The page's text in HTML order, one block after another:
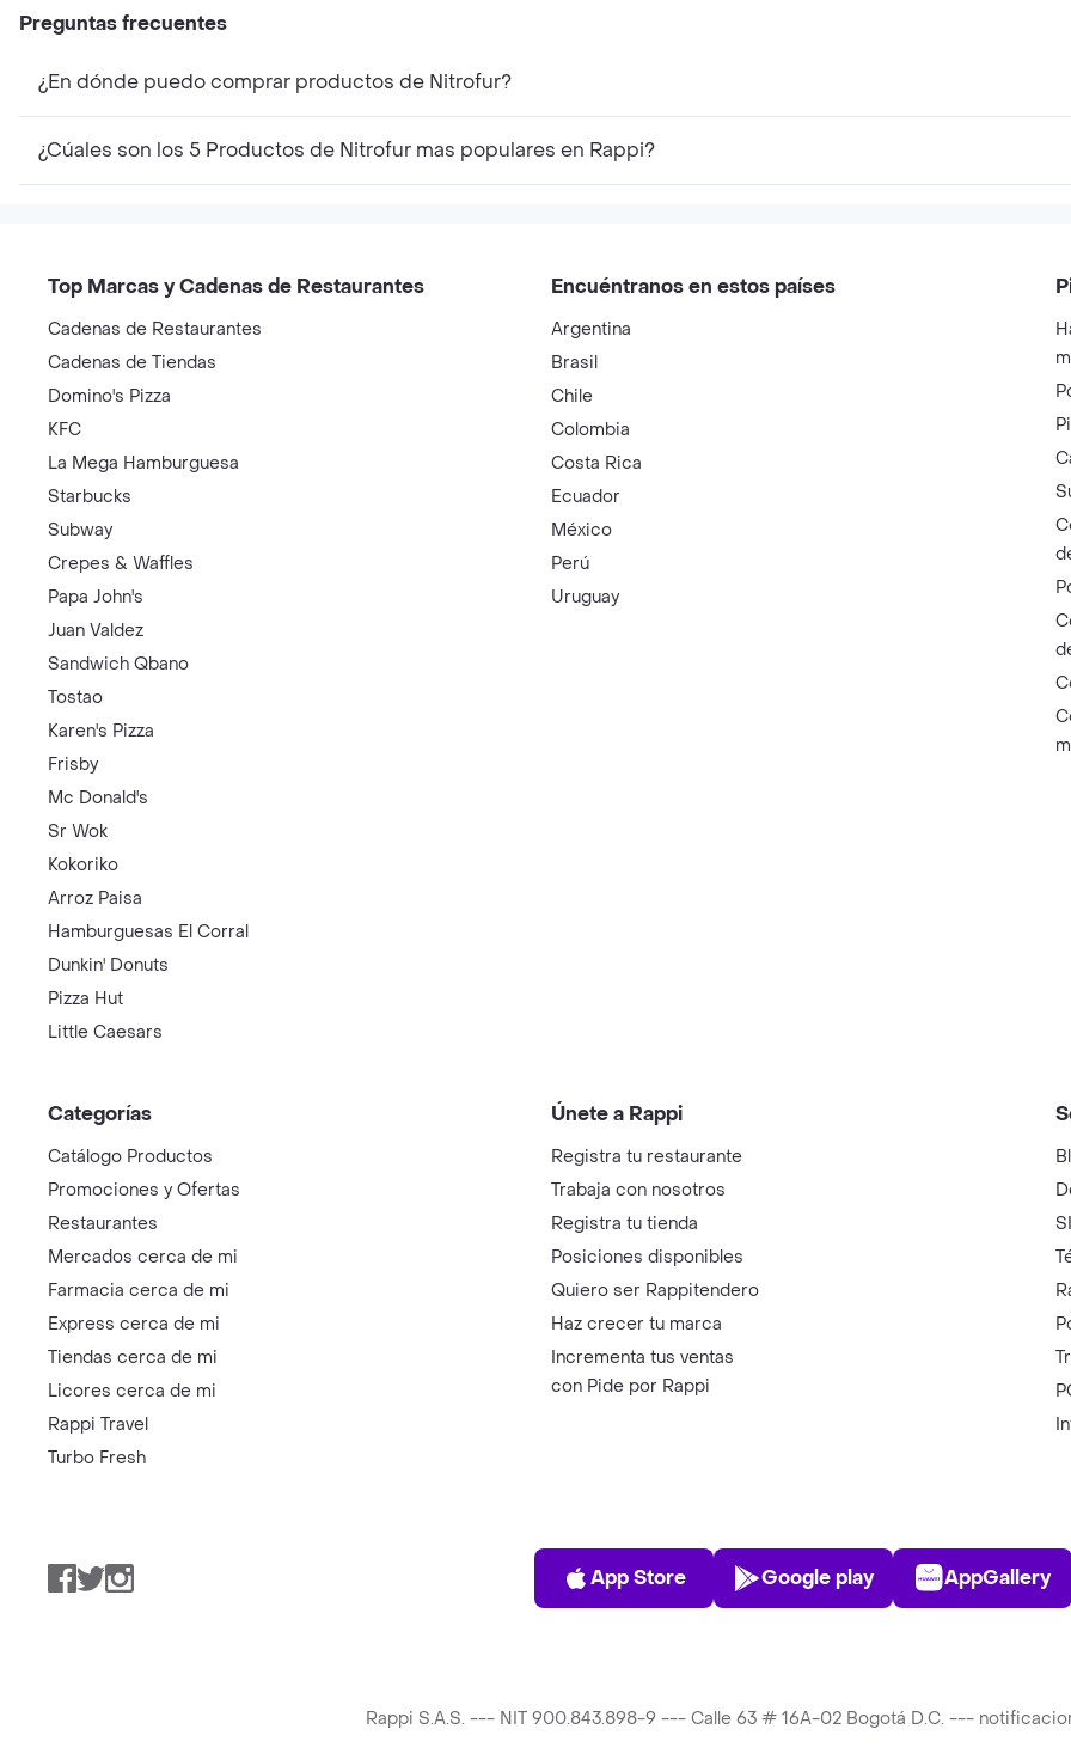
Preguntas frecuentes
¿En dónde puedo comprar productos de Nitrofur?
¿Cúales son los 5 Productos de Nitrofur mas populares en Rappi?
Top Marcas y Cadenas de Restaurantes
Cadenas de Restaurantes
Cadenas de Tiendas
Domino's Pizza
KFC
La Mega Hamburguesa
Starbucks
Subway
Crepes & Waffles
Papa John's
Juan Valdez
Sandwich Qbano
Tostao
Karen's Pizza
Frisby
Mc Donald's
Sr Wok
Kokoriko
Arroz Paisa
Hamburguesas El Corral
Dunkin' Donuts
Pizza Hut
Little Caesars
Encuéntranos en estos países
Argentina
Brasil
Chile
Colombia
Costa Rica
Ecuador
México
Perú
Uruguay
Categorías
Catálogo Productos
Promociones y Ofertas
Restaurantes
Mercados cerca de mi
Farmacia cerca de mi
Express cerca de mi
Tiendas cerca de mi
Licores cerca de mi
Rappi Travel
Turbo Fresh
Únete a Rappi
Registra tu restaurante
Trabaja con nosotros
Registra tu tienda
Posiciones disponibles
Quiero ser Rappitendero
Haz crecer tu marca
Incrementa tus ventas
con Pide por Rappi
Facebook
TwitterInstagram
App Store
App Store
Play Store
Google play AppGallery
Rappi S.A.S. --- NIT 900.843.898-9 --- Calle 63 # 16A-02 Bogotá D.C. ---